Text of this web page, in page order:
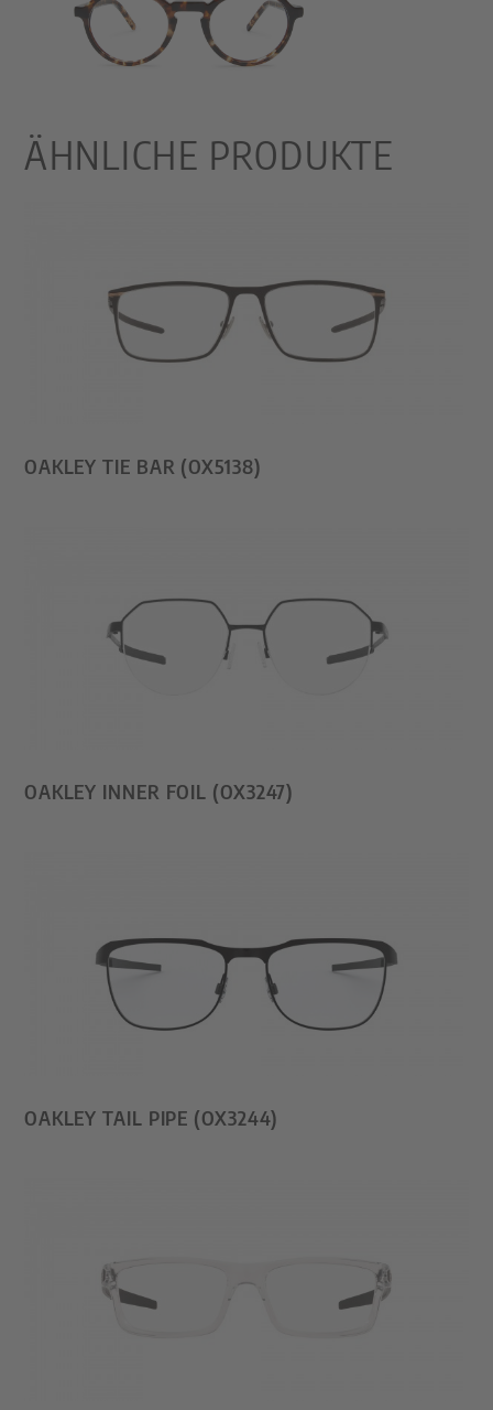
ÄHNLICHE PRODUKTE
OAKLEY TIE BAR (OX5138)
OAKLEY INNER FOIL (OX3247)
OAKLEY TAIL PIPE (OX3244)